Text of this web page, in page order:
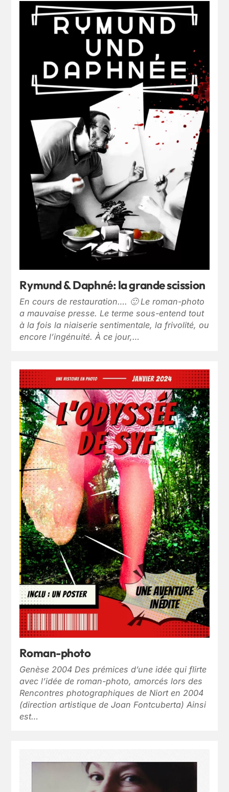
Rymund & Daphné: la grande scission
En cours de restauration…. 🙂 Le roman-photo
a mauvaise presse. Le terme sous-entend tout
à la fois la niaiserie sentimentale, la frivolité, ou
encore l’ingénuité. À ce jour,…
Roman-photo
Genèse 2004 Des prémices d’une idée qui flirte
avec l’idée de roman-photo, amorcés lors des
Rencontres photographiques de Niort en 2004
(direction artistique de Joan Fontcuberta) Ainsi
est…